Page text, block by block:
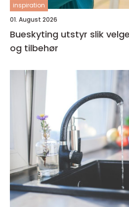
inspiration
01. August 2026
Bueskyting utstyr slik velger man riktig bue
og tilbehør